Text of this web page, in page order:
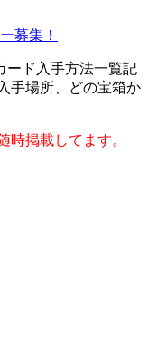
募集！
ード入手方法一覧記
手場所、どの宝箱か
掲載してます。